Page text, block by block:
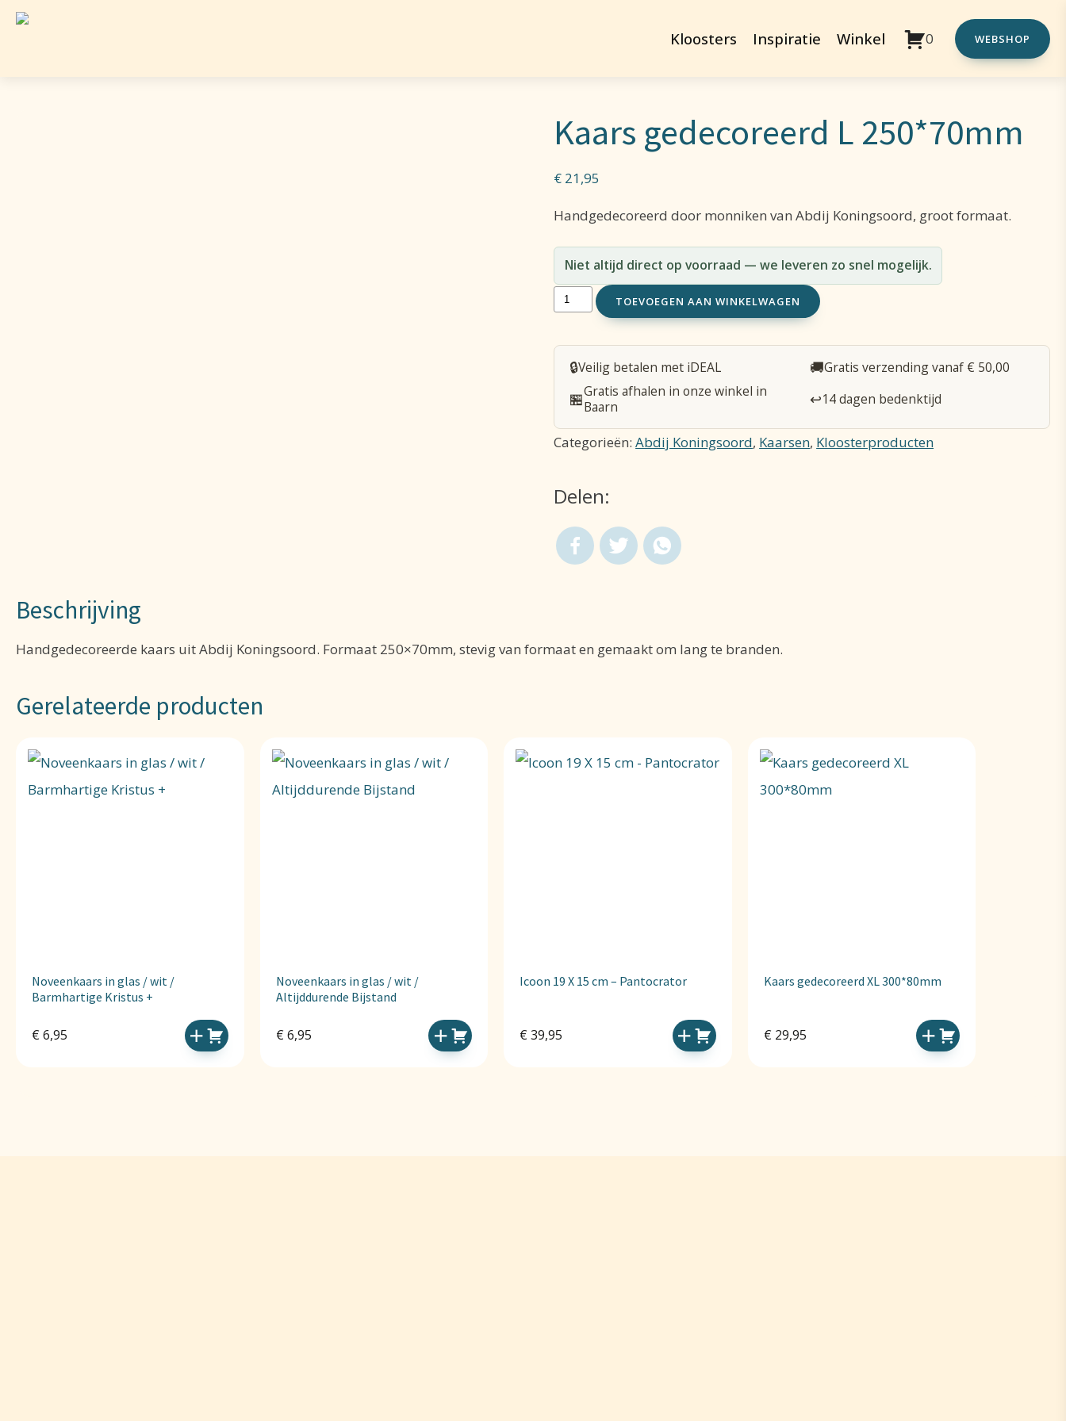
Kloosters Inspiratie Winkel 0 WEBSHOP
Kaars gedecoreerd L 250*70mm
€ 21,95
Handgedecoreerd door monniken van Abdij Koningsoord, groot formaat.
Niet altijd direct op voorraad — we leveren zo snel mogelijk.
Kaars
gedecoreerd
L
250*70mm
aantal
TOEVOEGEN AAN WINKELWAGEN
🔒Veilig betalen met iDEAL 🚚Gratis verzending vanaf € 50,00
🏪Gratis afhalen in onze winkel in
Baarn
↩️14 dagen bedenktijd
Categorieën:Abdij Koningsoord, Kaarsen, Kloosterproducten
Delen:
Beschrijving
Handgedecoreerde kaars uit Abdij Koningsoord. Formaat 250×70mm, stevig van formaat en gemaakt om lang te branden.
Gerelateerde producten
Noveenkaars in glas / wit /
Barmhartige Kristus +
€ 6,95
Noveenkaars in glas / wit /
Altijddurende Bijstand
€ 6,95
Icoon 19 X 15 cm – Pantocrator
€ 39,95
Kaars gedecoreerd XL 300*80mm
€ 29,95